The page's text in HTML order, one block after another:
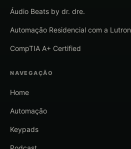
Áudio Beats by dr. dre.
Automação Residencial com a Lutron
CompTIA A+ Certified
NAVEGAÇÃO
Home
Automação
Keypads